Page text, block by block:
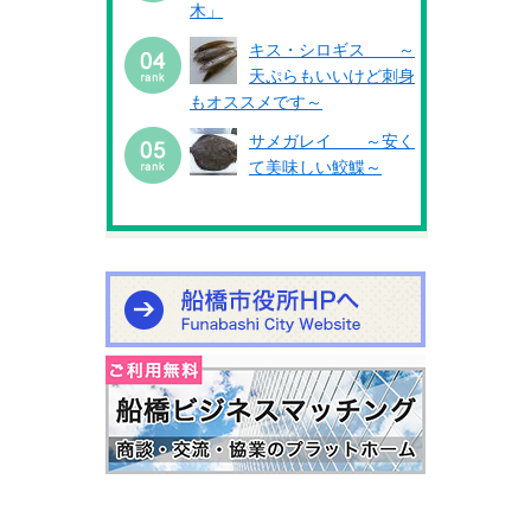
木」
キス・シロギス ～
天ぷらもいいけど刺身
もオススメです～
サメガレイ ～安く
て美味しい鮫鰈～